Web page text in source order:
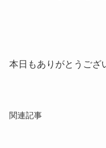
本日もありがとうござ
関連記事